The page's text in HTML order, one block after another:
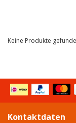
Keine Produkte
Kontaktdaten